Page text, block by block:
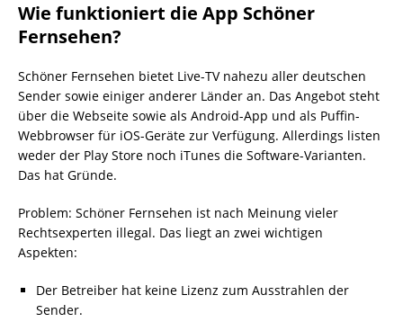
Wie funktioniert die App Schöner
Fernsehen?
Schöner Fernsehen bietet Live-TV nahezu aller deutschen
Sender sowie einiger anderer Länder an. Das Angebot steht
über die Webseite sowie als Android-App und als Puffin-
Webbrowser für iOS-Geräte zur Verfügung. Allerdings listen
weder der Play Store noch iTunes die Software-Varianten.
Das hat Gründe.
Problem: Schöner Fernsehen ist nach Meinung vieler
Rechtsexperten illegal. Das liegt an zwei wichtigen
Aspekten:
Der Betreiber hat keine Lizenz zum Ausstrahlen der
Sender.